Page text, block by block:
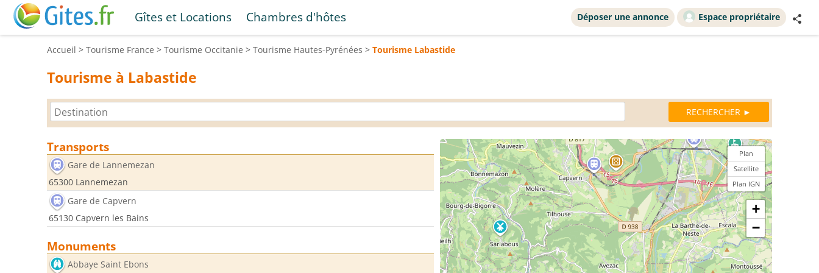
Gîtes et Locations Chambres d'hôtes Déposer une annonce Espace propriétaire
Accueil > Tourisme France > Tourisme Occitanie > Tourisme Hautes-Pyrénées > Tourisme Labastide
Tourisme à Labastide
Transports
Gare de Lannemezan
65300 Lannemezan
Gare de Capvern
65130 Capvern les Bains
Monuments
Abbaye Saint Ebons
Plan
Satellite
Plan IGN
+
−